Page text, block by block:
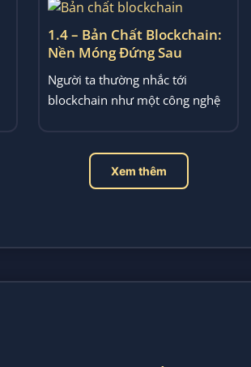
1.4 – Bản Chất Blockchain:
Nền Móng Đứng Sau
Crypto Thực Sự Là Gì?
Người ta thường nhắc tới
blockchain như một công nghệ
Xem thêm